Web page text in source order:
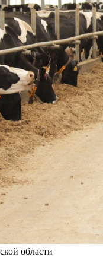
области